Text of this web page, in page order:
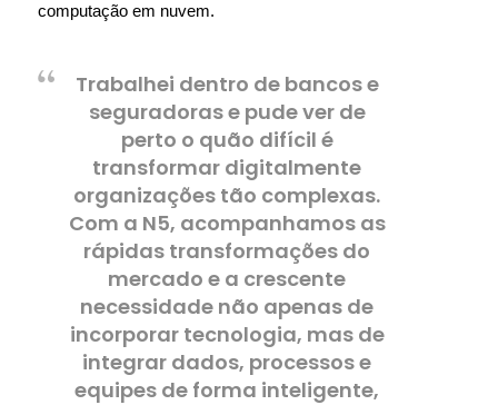
computação em nuvem.
Trabalhei dentro de bancos e
seguradoras e pude ver de
perto o quão difícil é
transformar digitalmente
organizações tão complexas.
Com a N5, acompanhamos as
rápidas transformações do
mercado e a crescente
necessidade não apenas de
incorporar tecnologia, mas de
integrar dados, processos e
equipes de forma inteligente,